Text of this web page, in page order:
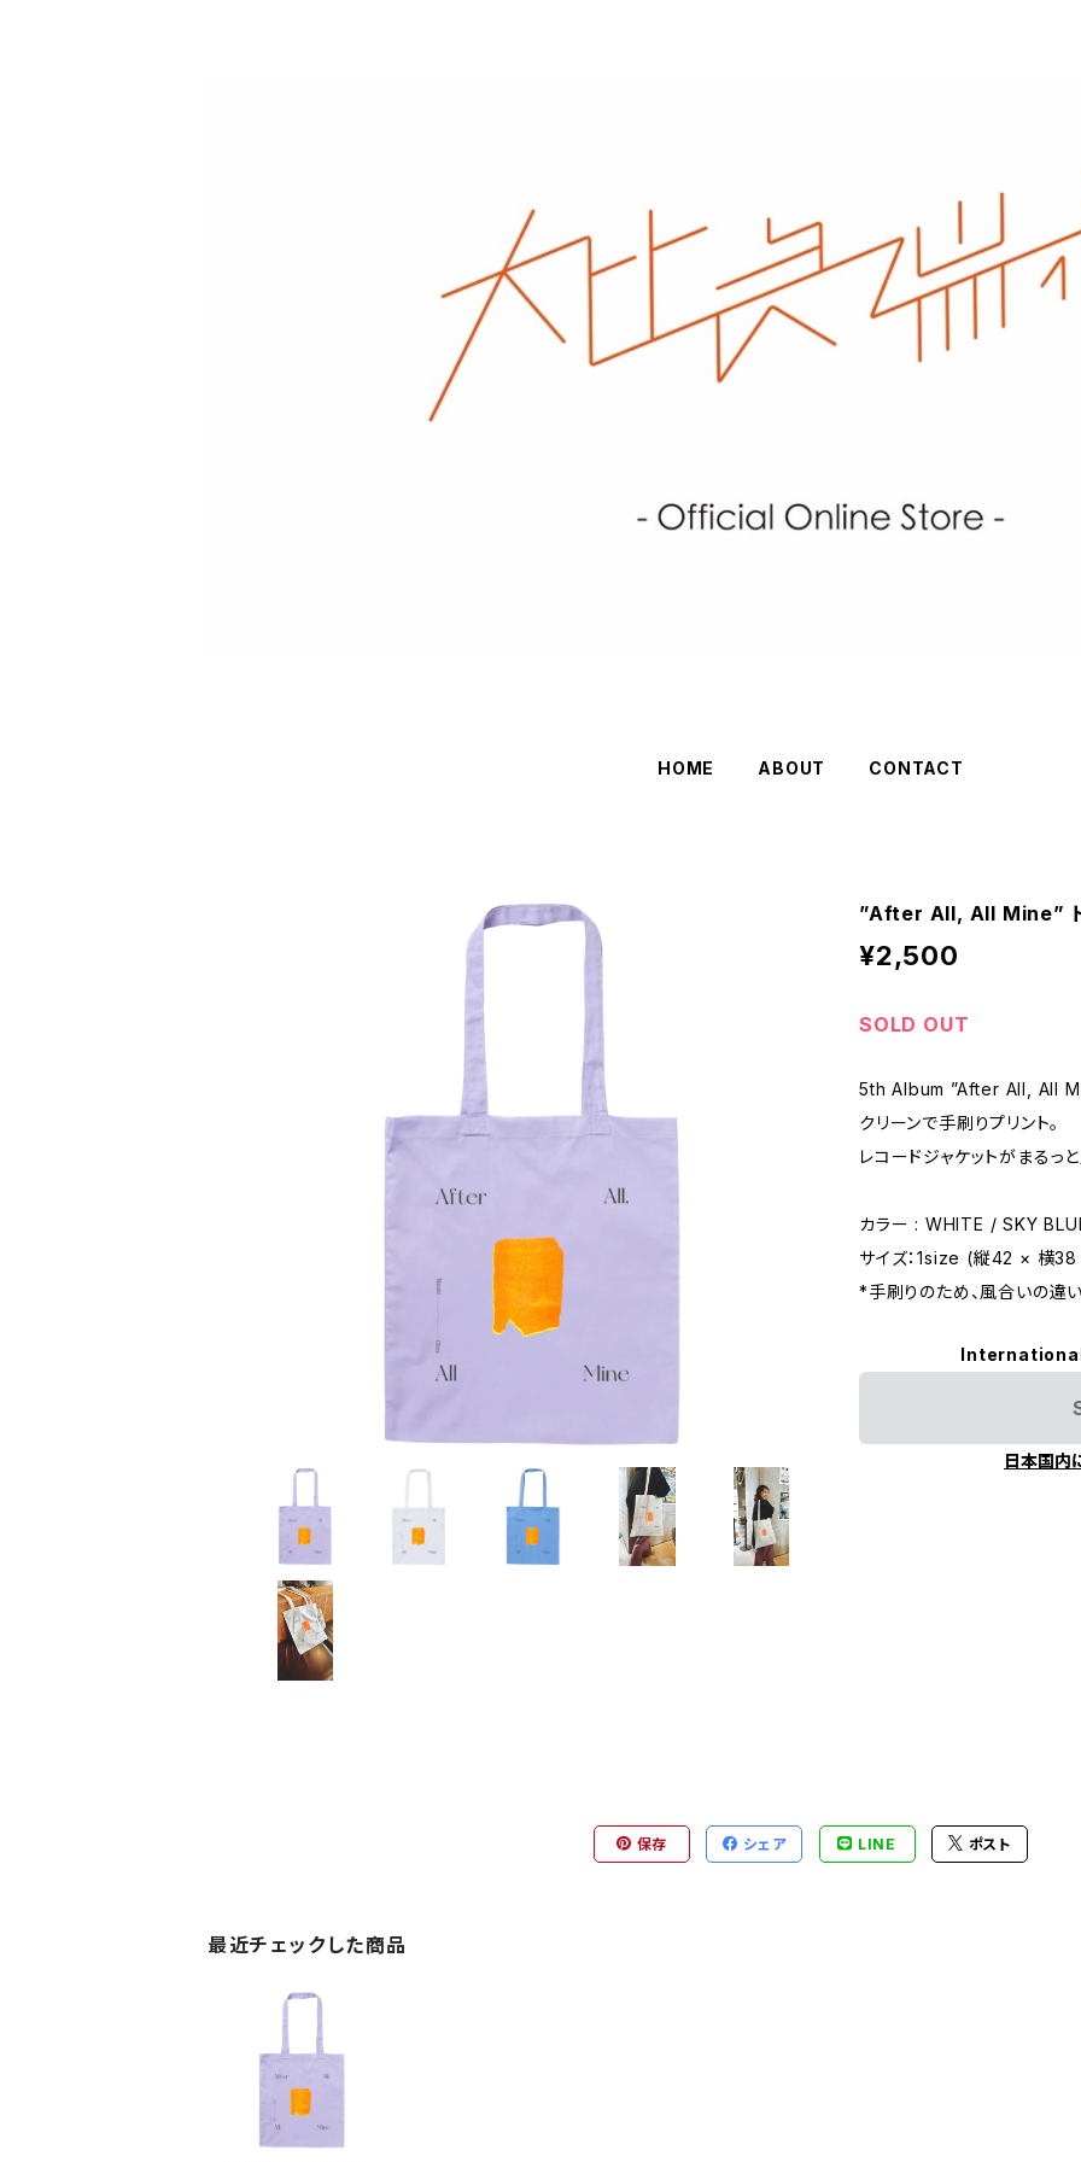
HOME ABOUT CONTACT
”After All, All Mine” ト
¥2,500
SOLD OUT
5th Album ”After All, All
クリーンで手刷りプリント。
レコードジャケットがまるっ
カラー : WHITE / SKY
サイズ：1size (縦42 × 横
*手刷りのため、風合いの違
日本国内
保存 シェア LINE ポスト
最近チェックした商品